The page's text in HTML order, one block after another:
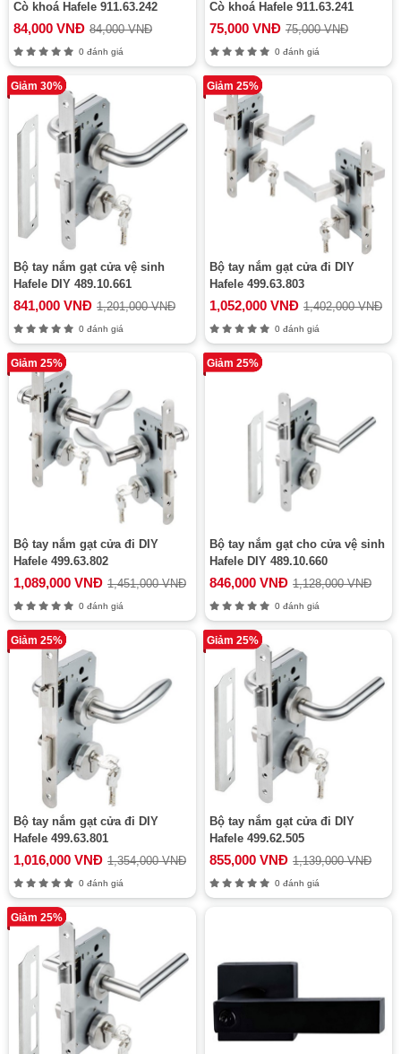
Cò khoá Hafele 911.63.242
84,000 VNĐ 84,000 VNĐ
0 đánh giá
Cò khoá Hafele 911.63.241
75,000 VNĐ 75,000 VNĐ
0 đánh giá
Giảm 30%
Bộ tay nắm gạt cửa vệ sinh
Hafele DIY 489.10.661
841,000 VNĐ 1,201,000 VNĐ
0 đánh giá
Giảm 25%
Bộ tay nắm gạt cửa đi DIY
Hafele 499.63.803
1,052,000 VNĐ 1,402,000 VNĐ
0 đánh giá
Giảm 25%
Bộ tay nắm gạt cửa đi DIY
Hafele 499.63.802
1,089,000 VNĐ 1,451,000 VNĐ
0 đánh giá
Giảm 25%
Bộ tay nắm gạt cho cửa vệ sinh
Hafele DIY 489.10.660
846,000 VNĐ 1,128,000 VNĐ
0 đánh giá
Giảm 25%
Bộ tay nắm gạt cửa đi DIY
Hafele 499.63.801
1,016,000 VNĐ 1,354,000 VNĐ
0 đánh giá
Giảm 25%
Bộ tay nắm gạt cửa đi DIY
Hafele 499.62.505
855,000 VNĐ 1,139,000 VNĐ
0 đánh giá
Giảm 25%